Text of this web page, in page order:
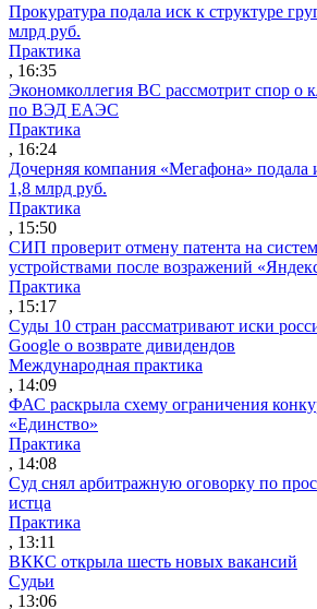
Прокуратура подала иск к структуре
млрд руб.
Практика
, 16:35
Экономколлегия ВС рассмотрит спор о
по ВЭД ЕАЭС
Практика
, 16:24
Дочерняя компания «Мегафона»
1,8 млрд руб.
Практика
, 15:50
СИП проверит отмену патента на
устройствами после возражений
Практика
, 15:17
Суды 10 стран рассматривают иски
Google о возврате дивидендов
Международная практика
, 14:09
ФАС раскрыла схему ограничения
«Единство»
Практика
, 14:08
Суд снял арбитражную оговорку по
истца
Практика
, 13:11
ВККС открыла шесть новых вакансий
Судьи
, 13:06